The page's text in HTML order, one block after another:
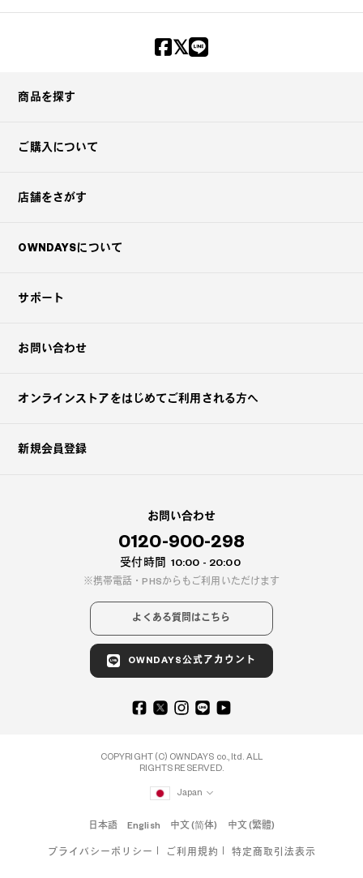
商品を探す
ご購入について
店舗をさがす
OWNDAYSについて
サポート
お問い合わせ
オンラインストアをはじめてご利用される方へ
新規会員登録
お問い合わせ
0120-900-298
受付時間 10:00 - 20:00
携帯電話・PHSからもご利用いただけます
よくある質問はこちら
OWNDAYS公式アカウント
COPYRIGHT (C) OWNDAYS co., ltd. ALL
RIGHTS RESERVED.
Japan
日本語 English 中文 (简体) 中文 (繁體)
プライバシーポリシー ご利用規約 特定商取引法表示